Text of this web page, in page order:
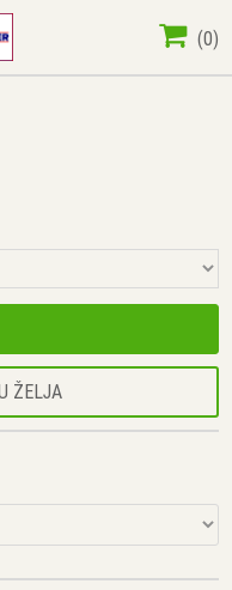
(0)
ŽELJA